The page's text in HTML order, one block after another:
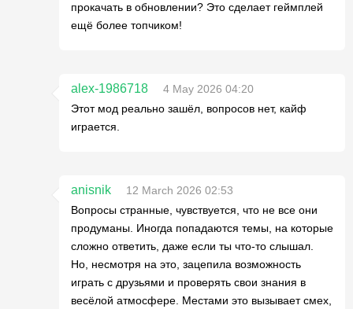
прокачать в обновлении? Это сделает геймплей
ещё более топчиком!
alex-1986718
4 May 2026 04:20
Этот мод реально зашёл, вопросов нет, кайф
играется.
anisnik
12 March 2026 02:53
Вопросы странные, чувствуется, что не все они
продуманы. Иногда попадаются темы, на которые
сложно ответить, даже если ты что-то слышал.
Но, несмотря на это, зацепила возможность
играть с друзьями и проверять свои знания в
весёлой атмосфере. Местами это вызывает смех,